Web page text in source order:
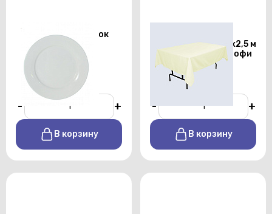
Тарелка для закусок
Chan Wave 225 мм
От 25 р./сутки
- +
В корзину
прямоугольная 1,5х2,5 м
бежевого цвета профи
От 450 р./сутки
- +
В корзину